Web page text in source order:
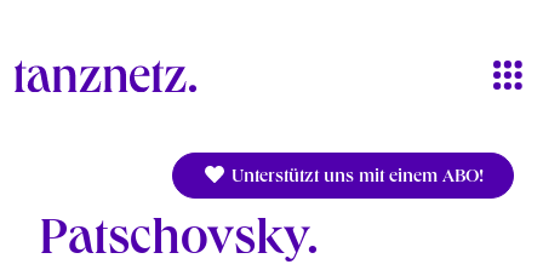
Unterstützt uns mit einem ABO!
Patschovsky